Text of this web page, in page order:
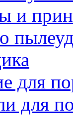
и
для
для